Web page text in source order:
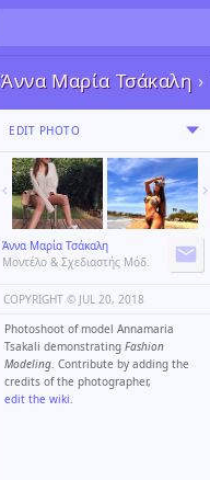
Άννα Μαρία Τσάκαλη ›
EDIT PHOTO
Άννα Μαρία Τσάκαλη
Μοντέλο & Σχεδιαστής Μόδ.
COPYRIGHT ©️ JUL 20, 2018
Photoshoot of model Annamaria
Tsakali demonstrating Fashion
Modeling. Contribute by adding the
credits of the photographer,
edit the wiki.